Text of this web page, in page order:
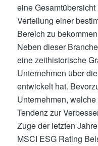
eine
Verteilung einer
Bereich zu
Neben dieser
eine zeithistorische
Unternehmen über
entwickelt hat.
Unternehmen,
Tendenz zur
Zuge der letzten
MSCI ESG Rating